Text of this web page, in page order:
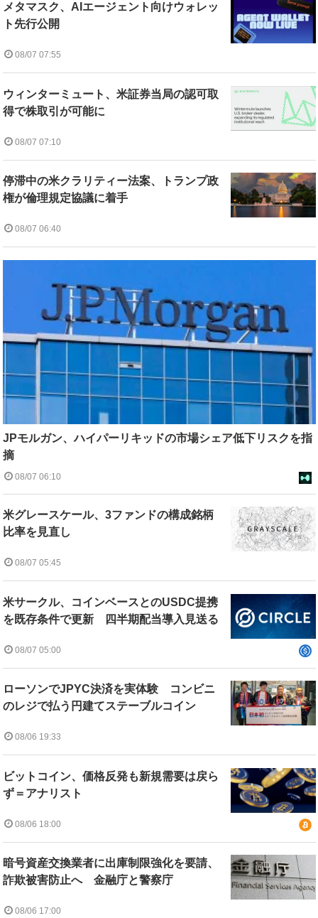
メタマスク、AIエージェント向けウォレッ
ト先行公開
08/07 07:55
ウィンターミュート、米証券当局の認可取
得で株取引が可能に
08/07 07:10
停滞中の米クラリティー法案、トランプ政
権が倫理規定協議に着手
08/07 06:40
JPモルガン、ハイパーリキッドの市場シェア低下リスクを指
摘
08/07 06:10
米グレースケール、3ファンドの構成銘柄
比率を見直し
08/07 05:45
米サークル、コインベースとのUSDC提携
を既存条件で更新 四半期配当導入見送る
08/07 05:00
ローソンでJPYC決済を実体験 コンビニ
のレジで払う円建てステーブルコイン
08/06 19:33
ビットコイン、価格反発も新規需要は戻ら
ず＝アナリスト
08/06 18:00
暗号資産交換業者に出庫制限強化を要請、
詐欺被害防止へ 金融庁と警察庁
08/06 17:00